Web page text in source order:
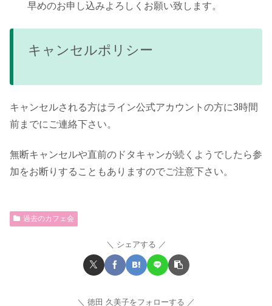
早めのお申し込みよろしくお願い致します。
キャンセルポリシー
キャンセルされる方はライン公式アカウントの方に3時間
前までにご連絡下さい。
無断キャンセルや直前のドタキャンが続くようでしたら参
加をお断りすることもありますのでご注意下さい。
過去のカフェ会
シェアする
徳田 久美子をフォローする